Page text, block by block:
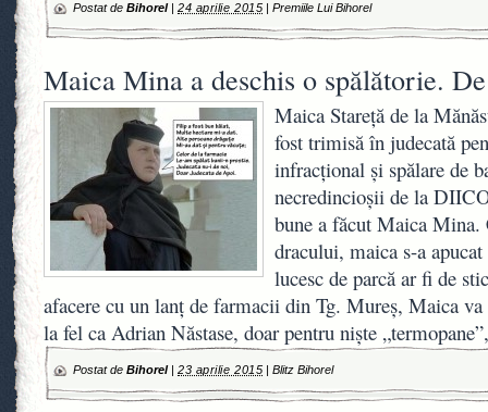
Postat de Bihorel| 24 aprilie 2015 |Premiile Lui Bihorel
Maica Mina a deschis o spălătorie.
Maica Stareţă de la
fost trimisă în judecată
infracţional şi spălare de
necredincioşii de la
bune a făcut Maica
dracului, maica s-a
lucesc de parcă ar fi de
afacere cu un lanţ de farmacii din Tg. Mureş, Maica va
la fel ca Adrian Năstase, doar pentru nişte
Postat de Bihorel| 23 aprilie 2015 |Blitz Bihorel